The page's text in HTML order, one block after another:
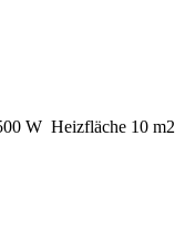
W Heizfläche 10 m2